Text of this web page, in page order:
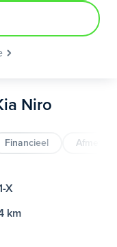
Niro
Financieel
X
km